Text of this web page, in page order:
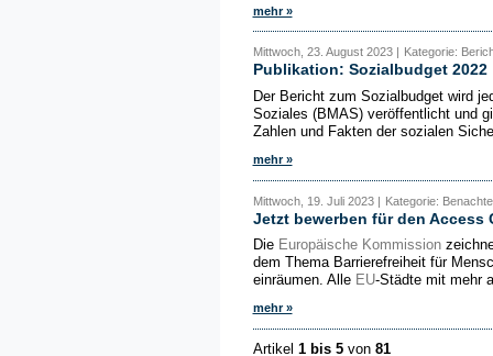
mehr »
Mittwoch, 23. August 2023 | Kategorie:
Publikation: Sozialbudget 2022
Der Bericht zum Sozialbudget wird
Soziales (BMAS) veröffentlicht und
Zahlen und Fakten der sozialen
mehr »
Mittwoch, 19. Juli 2023 | Kategorie:
Jetzt bewerben für den Access
Die Europäische Kommission
dem Thema Barrierefreiheit für
einräumen. Alle EU-Städte mit mehr
mehr »
Artikel 1 bis 5von 81